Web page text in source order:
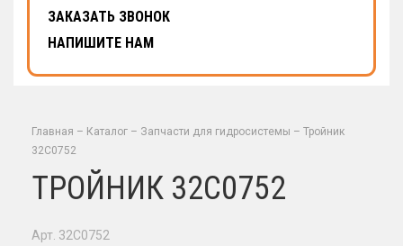
ЗАКАЗАТЬ ЗВОНОК
НАПИШИТЕ НАМ
Главная – Каталог – Запчасти для гидросистемы – Тройник
32C0752
ТРОЙНИК 32C0752
Арт. 32C0752